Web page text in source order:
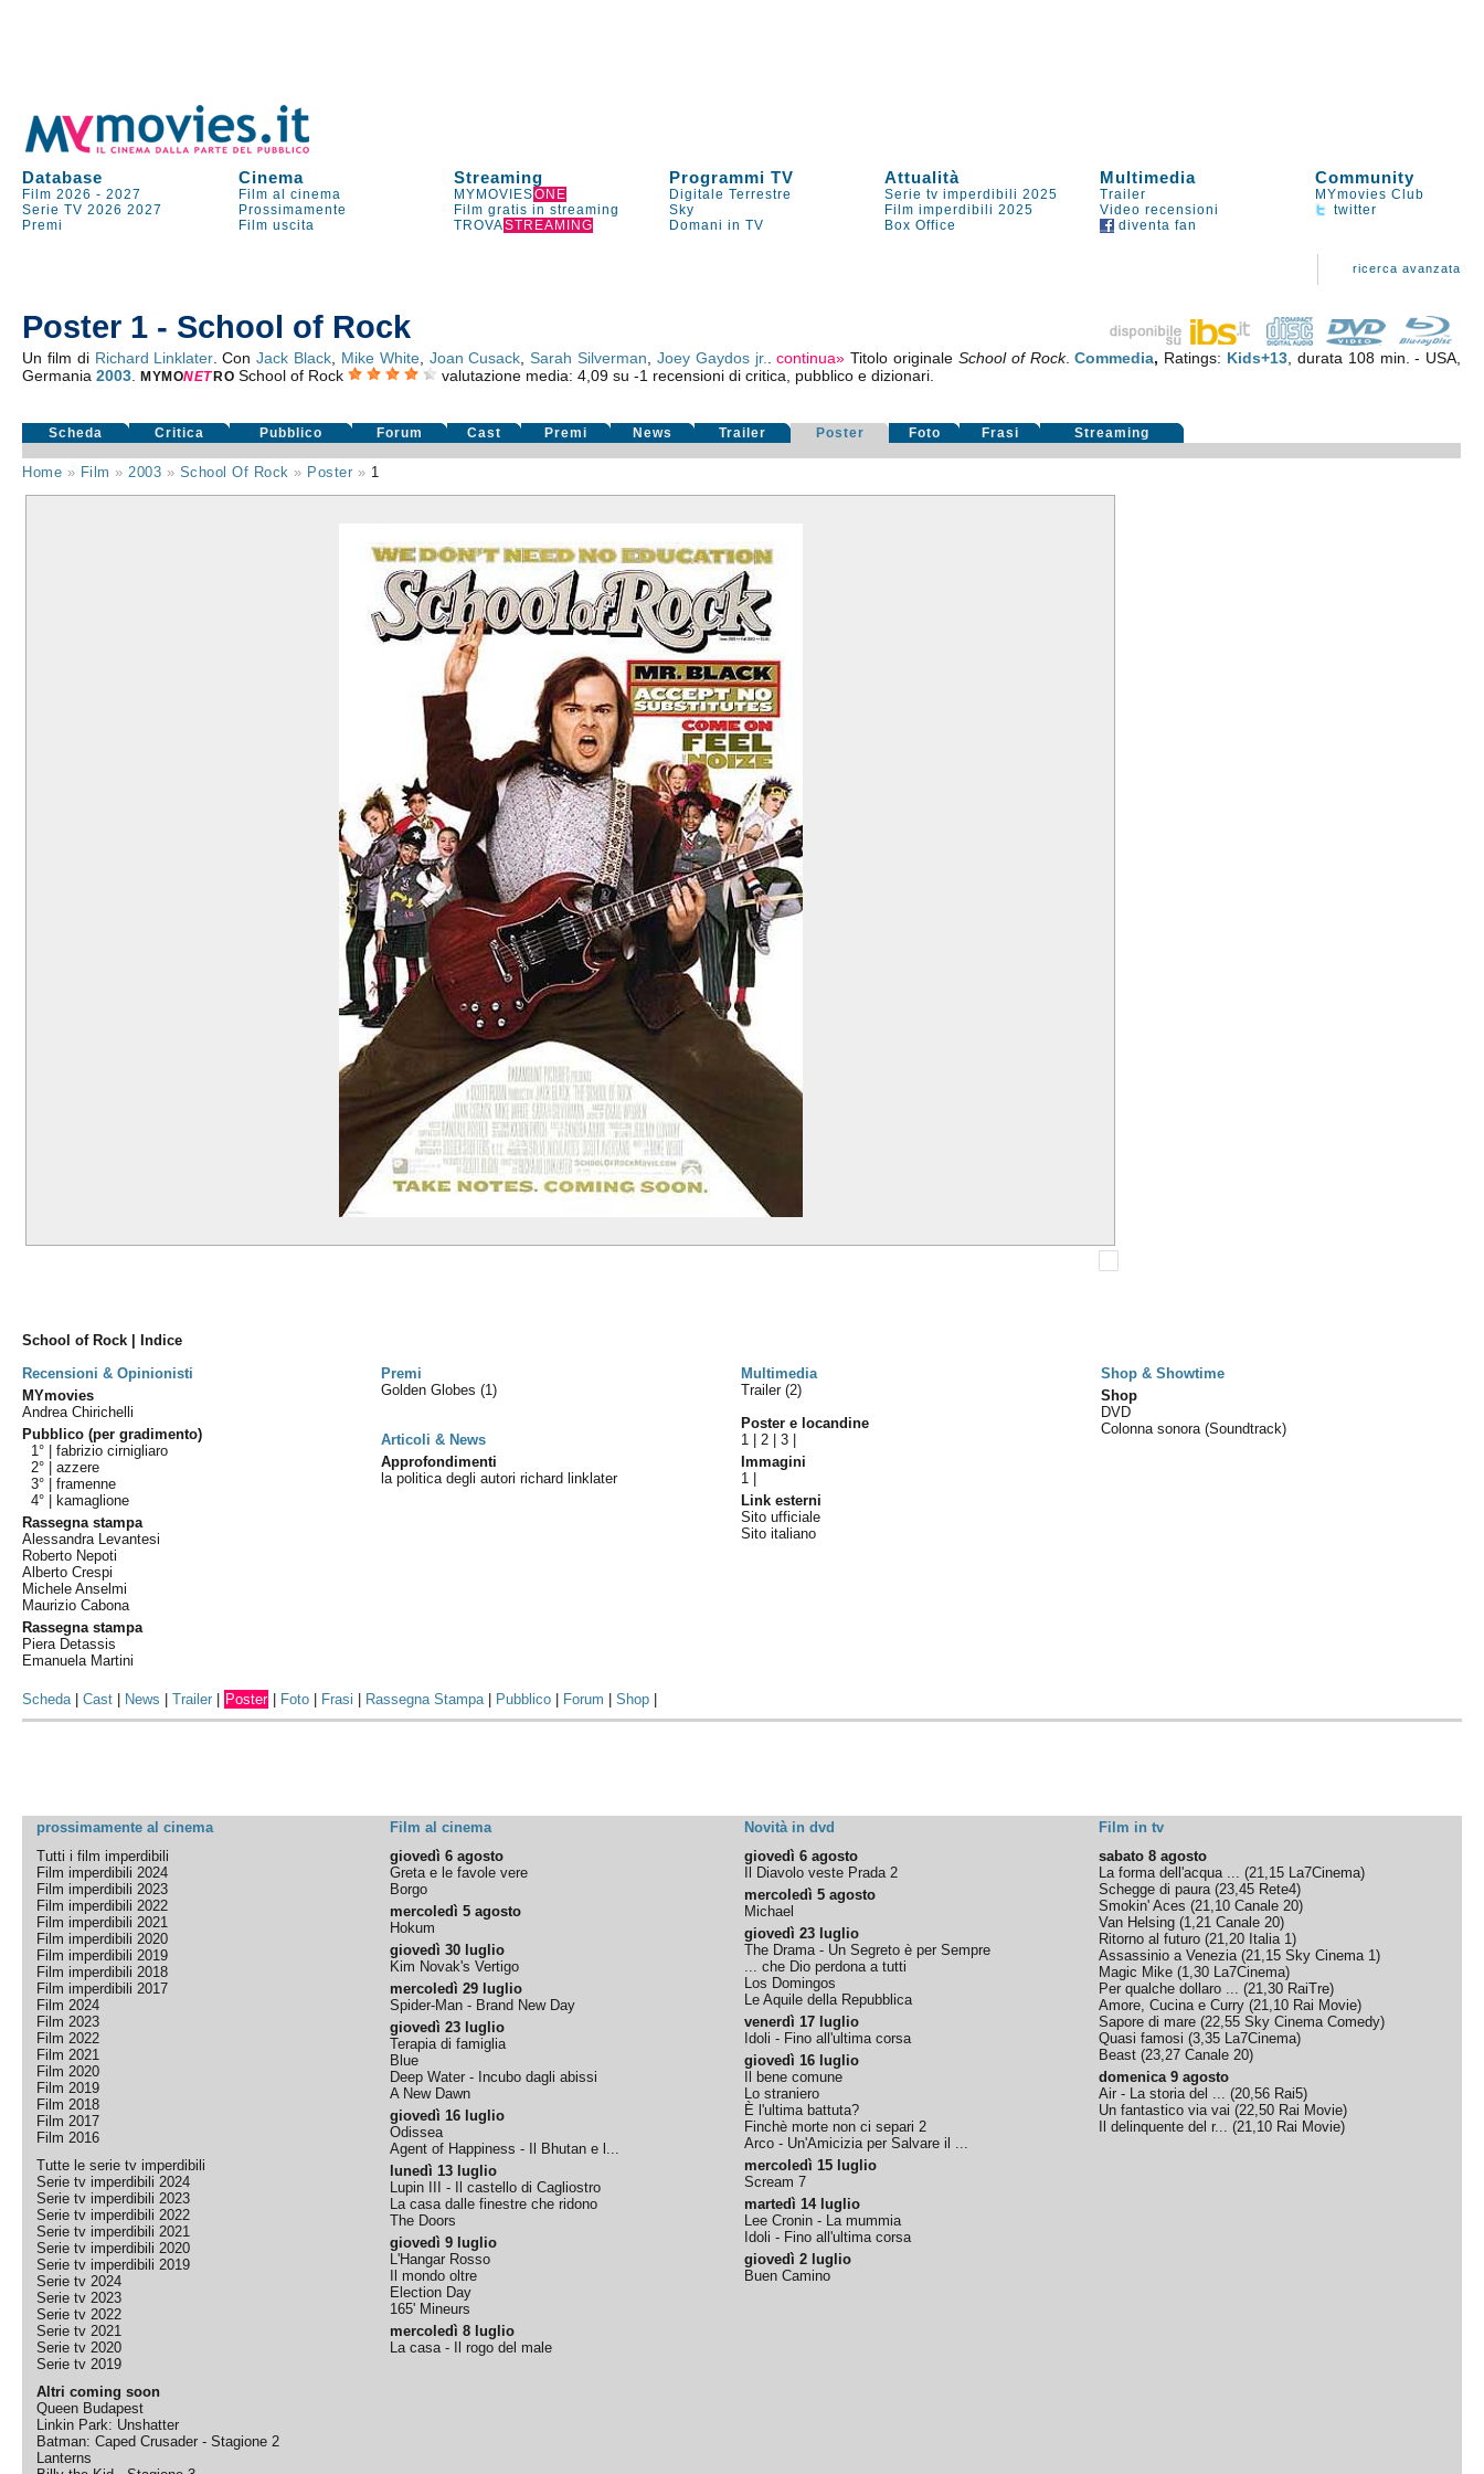
Database Cinema Streaming Programmi TV Attualità Multimedia Community
Film 2026 -2027 Film al cinema MYMOVIESONE Digitale Terrestre Serie tv imperdibili 2025 Trailer
MYmovies Club
Serie TV 2026 2027 Prossimamente Film gratis in streaming Sky Film imperdibili 2025 Video recensioni
twitter
Premi
Film uscita TROVASTREAMING Domani in TV Box Office diventa fan
ricerca avanzata
Poster 1 - School of Rock
Un film di Richard Linklater. ConJack Black Mike White, Joan Cusack ,Sarah Silverman Joey Gaydos jr. .continua» Titolo originale School of Rock.Commedia, Ratings: Kids+13 , durata 108 min. - USA,
Germania2003 .MYMONET RO School of Rock valutazione media: 4,09 su -1 recensioni di critica, pubblico e dizionari.
Scheda Critica Pubblico Forum Cast Premi News Trailer Poster Foto Frasi Streaming
Home » Film » 2003 » School Of Rock » Poster » 1
School of Rock | Indice
Recensioni & Opinionisti
Premi Multimedia
Shop & Showtime
MYmovies
Andrea Chirichelli
Pubblico (per gradimento)
1° |fabrizio cirnigliaro
2° |azzere
3° |framenne
4° |
kamaglione
Rassegna stampa
Alessandra Levantesi
Roberto Nepoti
Alberto Crespi
Michele Anselmi
Maurizio Cabona
Rassegna stampa
Piera Detassis
Emanuela Martini
Golden Globes(1)
Articoli & News
Approfondimenti
la politica degli autori richard linklater
Trailer (2)
Poster e locandine
1 |2 |3
Immagini
1
Link esterni
Sito ufficiale
Sito italiano
Shop
DVD
Colonna sonora (Soundtrack)
Scheda|Cast News |Trailer Poster Foto Frasi Rassegna Stampa| Pubblico Forum |Shop
prossimamente al cinema Film al cinema Novità in dvd
Film in tv
Tutti i film imperdibili
Film imperdibili 2024
Film imperdibili 2023
Film imperdibili 2022
Film imperdibili 2021
Film imperdibili 2020
Film imperdibili 2019
Film imperdibili 2018
Film imperdibili 2017
Film 2024
Film 2023
Film 2022
Film 2021
Film 2020
Film 2019
Film 2018
Film 2017
Film 2016
Tutte le serie tv imperdibili
Serie tv imperdibili 2024
Serie tv imperdibili 2023
Serie tv imperdibili 2022
Serie tv imperdibili 2021
Serie tv imperdibili 2020
Serie tv imperdibili 2019
Serie tv 2024
Serie tv 2023
Serie tv 2022
Serie tv 2021
Serie tv 2020
Serie tv 2019
Altri coming soon
Queen Budapest
Linkin Park: Unshatter
Batman: Caped Crusader - Stagione 2
Lanterns
giovedì 6 agosto
Greta e le favole vere
Borgo
mercoledì 5 agosto
Hokum
giovedì 30 luglio
Kim Novak's Vertigo
mercoledì 29 luglio
Spider-Man - Brand New Day
giovedì 23 luglio
Terapia di famiglia
Blue
Deep Water - Incubo dagli abissi
A New Dawn
giovedì 16 luglio
Odissea
Agent of Happiness - Il Bhutan e l...
lunedì 13 luglio
Lupin III - Il castello di Cagliostro
La casa dalle finestre che ridono
The Doors
giovedì 9 luglio
L'Hangar Rosso
Il mondo oltre
Election Day
165' Mineurs
mercoledì 8 luglio
La casa - Il rogo del male
giovedì 6 agosto
Il Diavolo veste Prada 2
mercoledì 5 agosto
Michael
giovedì 23 luglio
The Drama - Un Segreto è per Sempre
... che Dio perdona a tutti
Los Domingos
Le Aquile della Repubblica
venerdì 17 luglio
Idoli - Fino all'ultima corsa
giovedì 16 luglio
Il bene comune
Lo straniero
È l'ultima battuta?
Finchè morte non ci separi 2
Arco - Un'Amicizia per Salvare il ...
mercoledì 15 luglio
Scream 7
martedì 14 luglio
Lee Cronin - La mummia
Idoli - Fino all'ultima corsa
giovedì 2 luglio
Buen Camino
sabato 8 agosto
La forma dell'acqua ... (21,15 La7Cinema)
Schegge di paura(23,45 Rete4)
Smokin' Aces (21,10 Canale 20)
Van Helsing (1,21 Canale 20)
Ritorno al futuro (21,20 Italia 1)
Assassinio a Venezia(21,15 Sky Cinema 1)
Magic Mike (1,30 La7Cinema)
Per qualche dollaro ... (21,30 RaiTre)
Amore, Cucina e Curry (21,10 Rai Movie)
Sapore di mare (22,55 Sky Cinema Comedy)
Quasi famosi (3,35 La7Cinema)
Beast (23,27 Canale 20)
domenica 9 agosto
Air - La storia del ... (20,56 Rai5)
Un fantastico via vai (22,50 Rai Movie)
Il delinquente del r... (21,10 Rai Movie)